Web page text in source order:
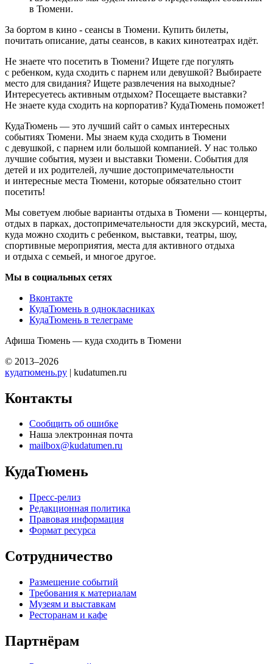
в Тюмени.
За бортом в кино - сеансы в Тюмени. Купить билеты,
почитать описание, даты сеансов, в каких кинотеатрах идёт.
Не знаете что посетить в Тюмени? Ищете где погулять
с ребенком, куда сходить с парнем или девушкой? Выбираете
место для свидания? Ищете развлечения на выходные?
Интересуетесь активным отдыхом? Посещаете выставки?
Не знаете куда сходить на корпоратив? КудаТюмень поможет!
КудаТюмень — это лучший сайт о самых интересных
событиях Тюмени. Мы знаем куда сходить в Тюмени
с девушкой, с парнем или большой компанией. У нас только
лучшие события, музеи и выставки Тюмени. События для
детей и их родителей, лучшие достопримечательности
и интересные места Тюмени, которые обязательно стоит
посетить!
Мы советуем любые варианты отдыха в Тюмени — концерты,
отдых в парках, достопримечательности для экскурсий, места,
куда можно сходить с ребенком, выставки, театры, шоу,
спортивные мероприятия, места для активного отдыха
и отдыха с семьей, и многое другое.
Мы в социальных сетях
Вконтакте
КудаТюмень в однокласниках
КудаТюмень в телеграме
Афиша Тюмень — куда сходить в Тюмени
© 2013–2026
кудатюмень.ру | kudatumen.ru
Контакты
Сообщить об ошибке
Наша электронная почта
mailbox@kudatumen.ru
КудаТюмень
Пресс-релиз
Редакционная политика
Правовая информация
Формат ресурса
Сотрудничество
Размещение событий
Требования к материалам
Музеям и выставкам
Ресторанам и кафе
Партнёрам